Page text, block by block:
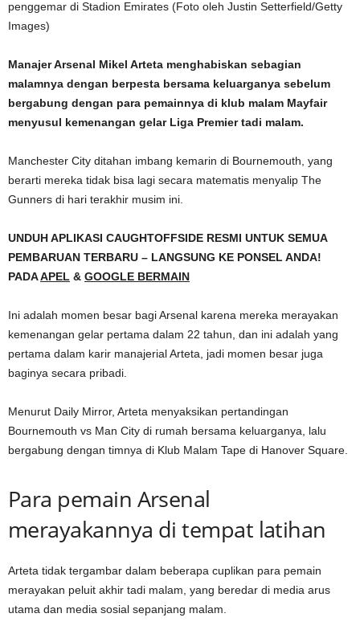
penggemar di Stadion Emirates (Foto oleh Justin Setterfield/Getty
Images)
Manajer Arsenal Mikel Arteta menghabiskan sebagian
malamnya dengan berpesta bersama keluarganya sebelum
bergabung dengan para pemainnya di klub malam Mayfair
menyusul kemenangan gelar Liga Premier tadi malam.
Manchester City ditahan imbang kemarin di Bournemouth, yang
berarti mereka tidak bisa lagi secara matematis menyalip The
Gunners di hari terakhir musim ini.
UNDUH APLIKASI CAUGHTOFFSIDE RESMI UNTUK SEMUA
PEMBARUAN TERBARU – LANGSUNG KE PONSEL ANDA!
PADAAPEL & GOOGLE BERMAIN
Ini adalah momen besar bagi Arsenal karena mereka merayakan
kemenangan gelar pertama dalam 22 tahun, dan ini adalah yang
pertama dalam karir manajerial Arteta, jadi momen besar juga
baginya secara pribadi.
Menurut Daily Mirror, Arteta menyaksikan pertandingan
Bournemouth vs Man City di rumah bersama keluarganya, lalu
bergabung dengan timnya di Klub Malam Tape di Hanover Square.
Para pemain Arsenal
merayakannya di tempat latihan
Arteta tidak tergambar dalam beberapa cuplikan para pemain
merayakan peluit akhir tadi malam, yang beredar di media arus
utama dan media sosial sepanjang malam.